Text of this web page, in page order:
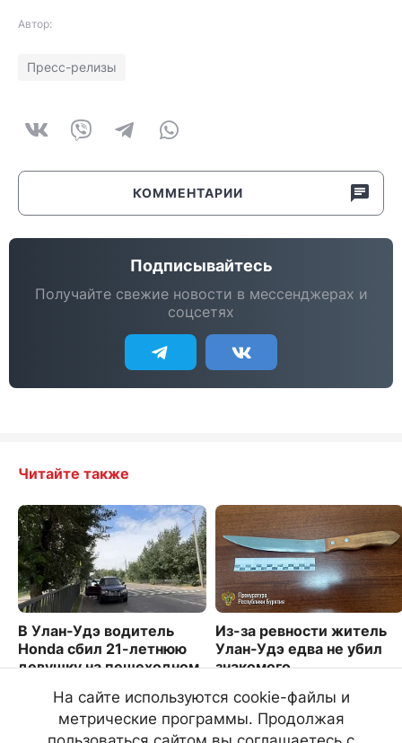
Автор:
Пресс-релизы
КОММЕНТАРИИ
Подписывайтесь
Получайте свежие новости в мессенджерах и
соцсетях
Читайте также
В Улан-Удэ водитель
Honda сбил 21-летнюю
девушку на пешеходном
Из-за ревности житель
Улан-Удэ едва не убил
знакомого
3722
На сайте используются cookie-файлы и
метрические программы. Продолжая